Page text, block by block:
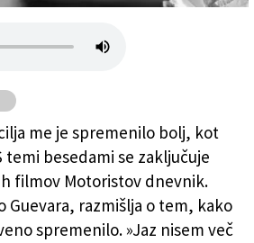
me je spremenilo bolj, kot
temi besedami se zaključuje
filmov Motoristov dnevnik.
Guevara, razmišlja o tem, kako
spremenilo. »Jaz nisem več